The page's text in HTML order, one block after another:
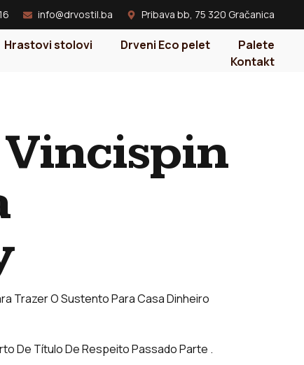
info@drvostil.ba Pribava bb, 75 320 Gračanica
Hrastovi stolovi Drveni Eco pelet
Palete
Kontakt
Trazer O Sustento Para Casa Dinheiro
De Título De Respeito Passado Parte .